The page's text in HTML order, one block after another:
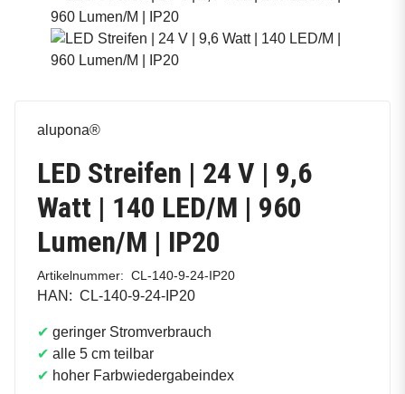
alupona®
LED Streifen | 24 V | 9,6
Watt | 140 LED/M | 960
Lumen/M | IP20
Artikelnummer: CL-140-9-24-IP20
HAN: CL-140-9-24-IP20
✔ geringer Stromverbrauch
✔ alle 5 cm teilbar
✔ hoher Farbwiedergabeindex